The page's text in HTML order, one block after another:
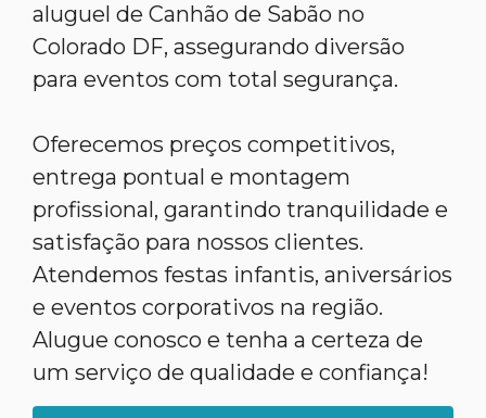
aluguel de Canhão de Sabão no
Colorado DF, assegurando diversão
para eventos com total segurança.
Oferecemos preços competitivos,
entrega pontual e montagem
profissional, garantindo tranquilidade e
satisfação para nossos clientes.
Atendemos festas infantis, aniversários
e eventos corporativos na região.
Alugue conosco e tenha a certeza de
um serviço de qualidade e confiança!